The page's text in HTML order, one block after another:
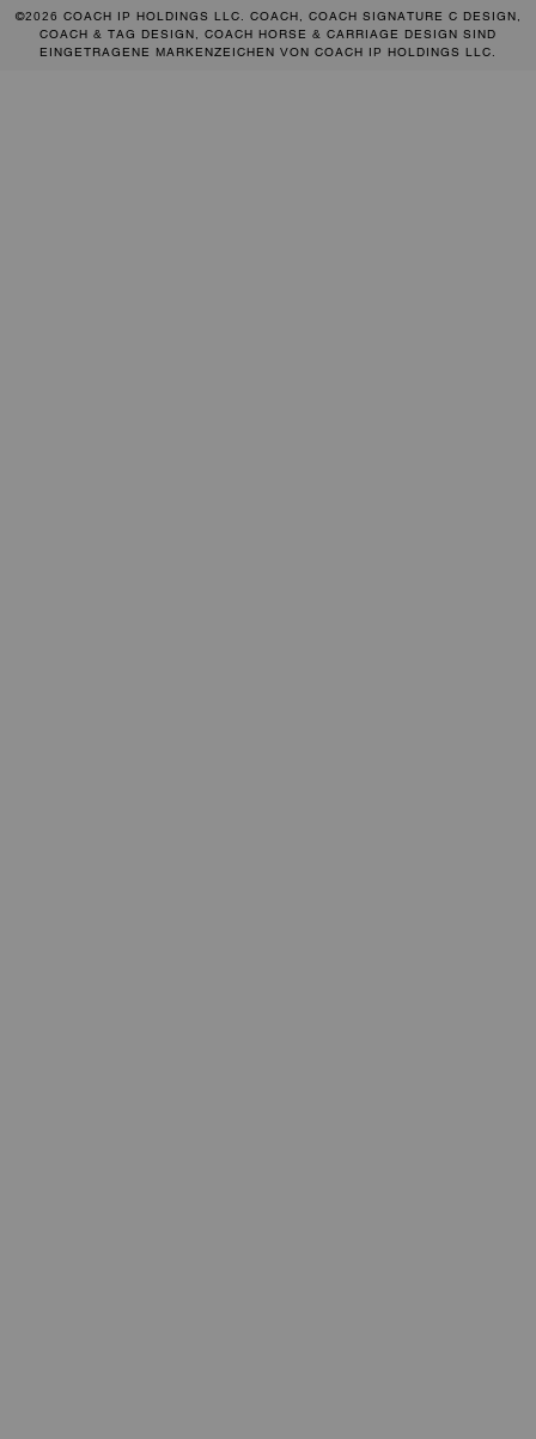
©2026 COACH IP HOLDINGS LLC. COACH, COACH SIGNATURE C DESIGN,
COACH & TAG DESIGN, COACH HORSE & CARRIAGE DESIGN SIND
EINGETRAGENE MARKENZEICHEN VON COACH IP HOLDINGS LLC.